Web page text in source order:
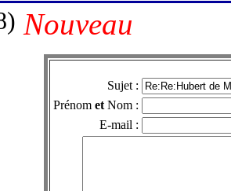
Nouveau
Sujet :
Prénom et Nom :
E-mail :